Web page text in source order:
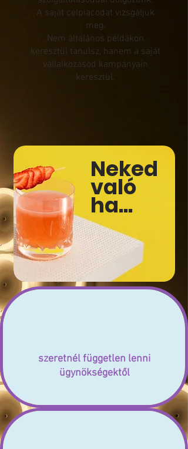
A saját célpiacodat vizsgáljuk
meg.
Nem általános példákon
keresztül tanulsz, hanem a saját
vállalkozásod kampányain
keresztül.
Neked
való
ha...
szeretnél független lenni
ügynökségektől